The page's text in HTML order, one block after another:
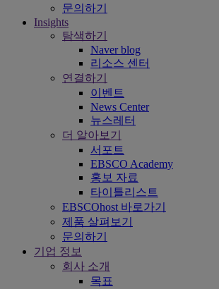
문의하기
Insights
탐색하기
Naver blog
리소스 센터
연결하기
이벤트
News Center
뉴스레터
더 알아보기
서포트
EBSCO Academy
홍보 자료
타이틀리스트
EBSCOhost 바로가기
제품 살펴보기
문의하기
기업 정보
회사 소개
목표